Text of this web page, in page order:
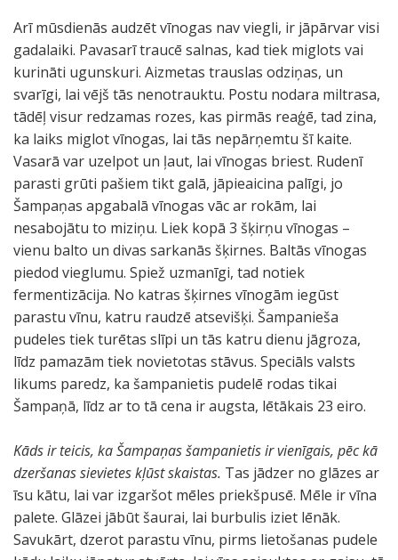
Arī mūsdienās audzēt vīnogas nav viegli, ir jāpārvar visi
gadalaiki. Pavasarī traucē salnas, kad tiek miglots vai
kurināti ugunskuri. Aizmetas trauslas odziņas, un
svarīgi, lai vējš tās nenotrauktu. Postu nodara miltrasa,
tādēļ visur redzamas rozes, kas pirmās reaģē, tad zina,
ka laiks miglot vīnogas, lai tās nepārņemtu šī kaite.
Vasarā var uzelpot un ļaut, lai vīnogas briest. Rudenī
parasti grūti pašiem tikt galā, jāpieaicina palīgi, jo
Šampaņas apgabalā vīnogas vāc ar rokām, lai
nesabojātu to miziņu. Liek kopā 3 šķirņu vīnogas –
vienu balto un divas sarkanās šķirnes. Baltās vīnogas
piedod vieglumu. Spiež uzmanīgi, tad notiek
fermentizācija. No katras šķirnes vīnogām iegūst
parastu vīnu, katru raudzē atsevišķi. Šampanieša
pudeles tiek turētas slīpi un tās katru dienu jāgroza,
līdz pamazām tiek novietotas stāvus. Speciāls valsts
likums paredz, ka šampanietis pudelē rodas tikai
Šampaņā, līdz ar to tā cena ir augsta, lētākais 23 eiro.
Kāds ir teicis, ka Šampaņas šampanietis ir vienīgais, pēc kā
dzeršanas sievietes kļūst skaistas. Tas jādzer no glāzes ar
īsu kātu, lai var izgaršot mēles priekšpusē. Mēle ir vīna
palete. Glāzei jābūt šaurai, lai burbulis iziet lēnāk.
Savukārt, dzerot parastu vīnu, pirms lietošanas pudele